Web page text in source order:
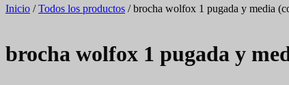
Inicio /Todos los productos / brocha wolfox 1 pugada y media
brocha wolfox 1 pugada y